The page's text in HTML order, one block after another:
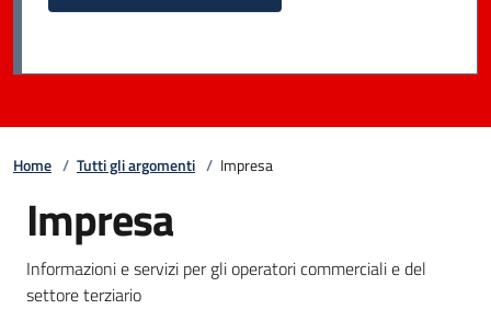
Home / Tutti gli argomenti / Impresa
Impresa
Informazioni e servizi per gli operatori commerciali e del
settore terziario